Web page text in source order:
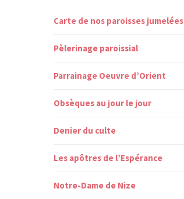
Carte de nos paroisses jumelées
Pèlerinage paroissial
Parrainage Oeuvre d’Orient
Obsèques au jour le jour
Denier du culte
Les apôtres de l’Espérance
Notre-Dame de Nize